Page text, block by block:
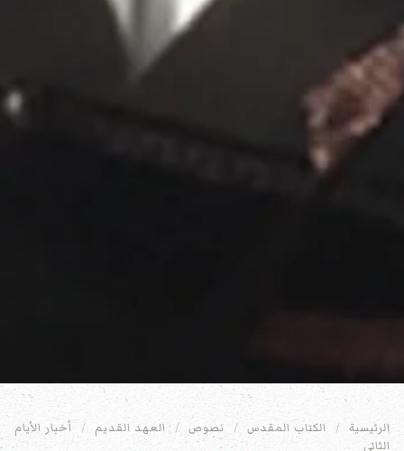
الرئيسية الكتاب المقدس نصوص العهد القديم
أخبار الأيام
الثاني